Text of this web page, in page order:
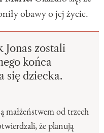
obawy o jej życie.
Jonas zostali
końca
się dziecka.
małżeństwem od trzech
że planują